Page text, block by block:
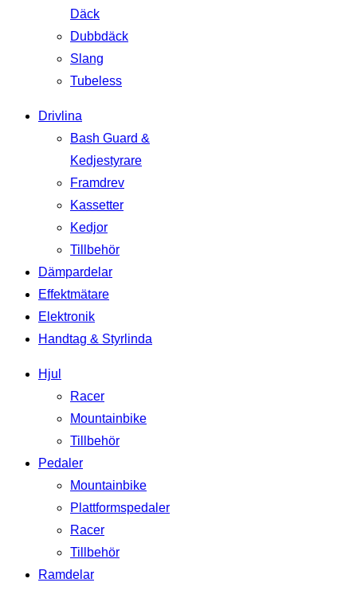
Däck
Dubbdäck
Slang
Tubeless
Drivlina
Bash Guard &
Kedjestyrare
Framdrev
Kassetter
Kedjor
Tillbehör
Dämpardelar
Effektmätare
Elektronik
Handtag & Styrlinda
Hjul
Racer
Mountainbike
Tillbehör
Pedaler
Mountainbike
Plattformspedaler
Racer
Tillbehör
Ramdelar